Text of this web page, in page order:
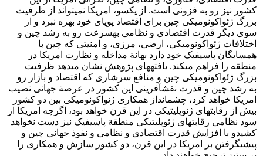
کشور نیز رو به فزونی است. از یکسو، امریکا نمی‏تواند از ظرفیت
بزرگ ژئواکونومیکی چین برای اقتصاد پویای خود بهره نبرد و از
سوی دیگر قدرت اقتصادی و نظامی به‏سرعت رو به رشد چین و
اختلافات ژئواکونومیکی، ارضی، مرزی، و امنیتی که چین با
همسایگان پاسیفیک خود دارد بهانة مداخله و نظارت امریکا در
منطقه را فراهم می‏کند. یافته‏های پژوهش نشان می‏دهد ظرفیت
بزرگ ژئواکونومیکی چین و منافع سرشاری که اقتصاد و بازار رو
به رشد چین و قدرت نقش‏آفرینی این کشور در عرصة جهانی نصیب
امریکا خواهد کرد، چشم‏انداز همکاری ژئواکونومیکی بین دو کشور
بیش از رقابت‏های ژئوپلیتیکی در این قرن خواهد بود، اگرچه امریکا از
سود نظامی رقابت‏های ژئوپلیتیکی منطقة پاسیفیک نیز دست نخواهد
کشیدو با افزایش قدرت اقتصادی و نظامی و نفوذ جهانی چین و
پیشی‏گرفتن بر امریکا در این قرن، دو کشور سازش و همکاری را